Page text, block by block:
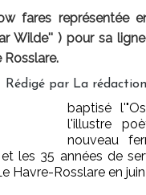
fares représentée
Wilde'' ) pour sa
Rédigé par La
baptisé
l'illustre
nouveau
les 35 années de
Havre-Rosslare en juin